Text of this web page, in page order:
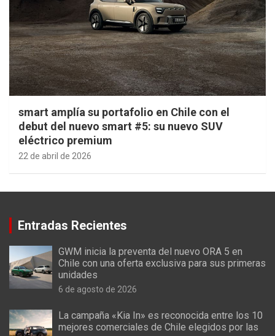
smart amplía su portafolio en Chile con el
debut del nuevo smart #5: su nuevo SUV
eléctrico premium
22 de abril de 2026
Entradas Recientes
GWM inicia la preventa del nuevo ORA 5 en
Chile con una oferta exclusiva para sus primeras
unidades
6 de agosto de 2026
La campaña «Kia In» es reconocida entre los 10
mejores comerciales de Chile elegidos por las